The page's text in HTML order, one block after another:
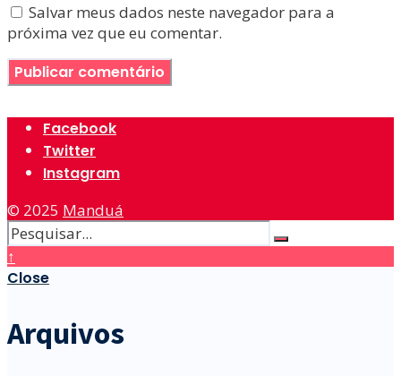
Salvar meus dados neste navegador para a
próxima vez que eu comentar.
Facebook
Twitter
Instagram
© 2025 Manduá
↑
Close
Arquivos